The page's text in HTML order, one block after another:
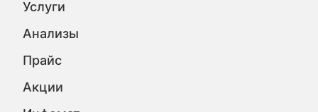
Услуги
Анализы
Прайс
Акции